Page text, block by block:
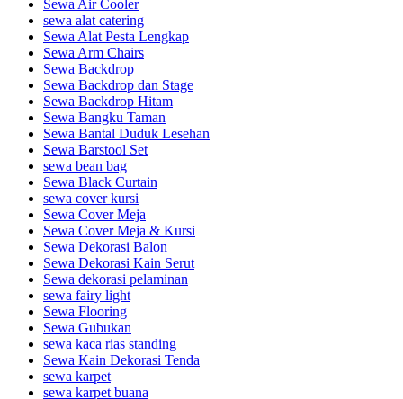
Sewa Air Cooler
sewa alat catering
Sewa Alat Pesta Lengkap
Sewa Arm Chairs
Sewa Backdrop
Sewa Backdrop dan Stage
Sewa Backdrop Hitam
Sewa Bangku Taman
Sewa Bantal Duduk Lesehan
Sewa Barstool Set
sewa bean bag
Sewa Black Curtain
sewa cover kursi
Sewa Cover Meja
Sewa Cover Meja & Kursi
Sewa Dekorasi Balon
Sewa Dekorasi Kain Serut
Sewa dekorasi pelaminan
sewa fairy light
Sewa Flooring
Sewa Gubukan
sewa kaca rias standing
Sewa Kain Dekorasi Tenda
sewa karpet
sewa karpet buana